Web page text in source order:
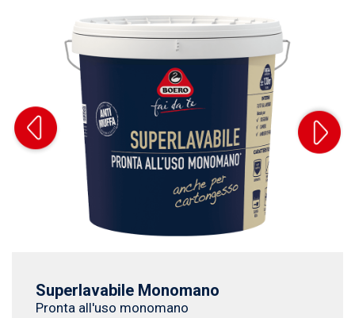
Superlavabile Monomano
Pronta all'uso monomano